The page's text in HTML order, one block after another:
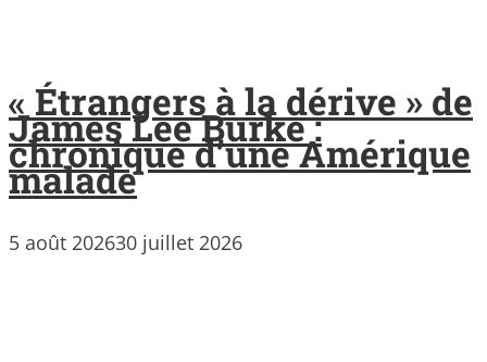
« Étrangers à la dérive » de
James Lee Burke :
chronique d’une Amérique
malade
5 août 202630 juillet 2026